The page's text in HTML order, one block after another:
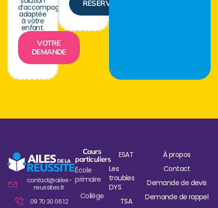
d’accompagnement
adaptée
à votre
enfant.
VOTRE
DEMANDE
RÉSERVER
contact@ailes-
reussites.fr
09 70 30 06 12
Cours
particuliers
École
primaire
Collège
ESAT
Les
troubles
DYS
TSA
À propos
Contact
Demande de devis
Demande de rappel